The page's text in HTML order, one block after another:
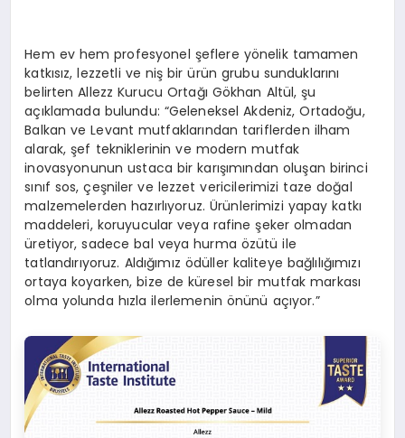
Hem ev hem profesyonel şeflere yönelik tamamen
katkısız, lezzetli ve niş bir ürün grubu sunduklarını
belirten Allezz Kurucu Ortağı Gökhan Altül, şu
açıklamada bulundu: “Geleneksel Akdeniz, Ortadoğu,
Balkan ve Levant mutfaklarından tariflerden ilham
alarak, şef tekniklerinin ve modern mutfak
inovasyonunun ustaca bir karışımından oluşan birinci
sınıf sos, çeşniler ve lezzet vericilerimizi taze doğal
malzemelerden hazırlıyoruz. Ürünlerimizi yapay katkı
maddeleri, koruyucular veya rafine şeker olmadan
üretiyor, sadece bal veya hurma özütü ile
tatlandırıyoruz. Aldığımız ödüller kaliteye bağlılığımızı
ortaya koyarken, bize de küresel bir mutfak markası
olma yolunda hızla ilerlemenin önünü açıyor.”